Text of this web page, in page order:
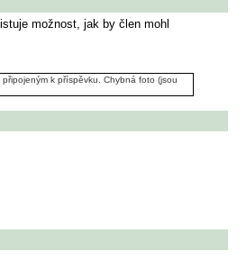
možnost, jak by člen mohl
k příspěvku. Chybná foto (jsou